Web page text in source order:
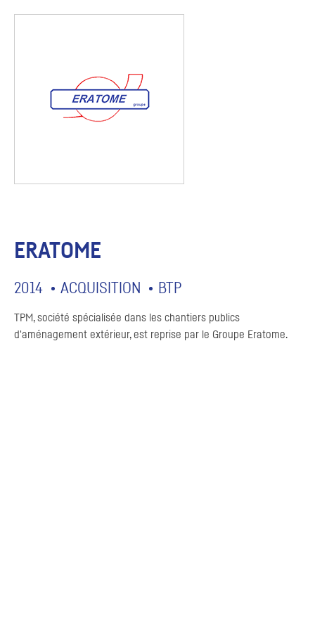
ERATOME
2014 ACQUISITION BTP
TPM, société spécialisée dans les chantiers publics
d'aménagement extérieur, est reprise par le Groupe Eratome.